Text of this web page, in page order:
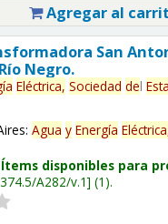
Agregar al
San
Negro.
Eléctrica, Sociedad del
Agua y Energía
Ítems disponibles para
A282/v.1 (1).